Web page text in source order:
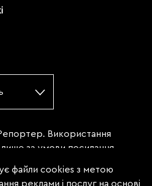
Використання
лише за умови посилання
не нижче третього
файли cookies з метою
реклами і послуг на основі